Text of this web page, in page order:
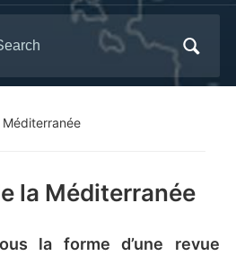
Méditerranée
la Méditerranée
la forme d’une revue